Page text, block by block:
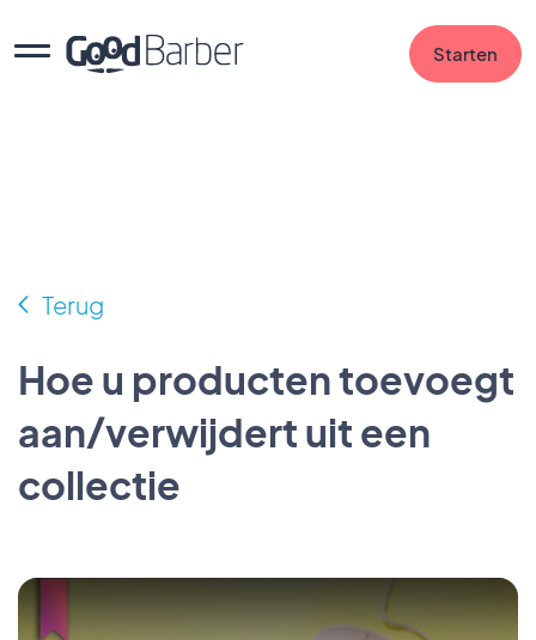
Starten
Terug
Hoe u producten toevoegt
aan/verwijdert uit een
collectie